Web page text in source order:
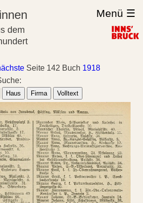
dem
Menü ☰
Seite 142 Buch 1918
Haus Firma Volltext